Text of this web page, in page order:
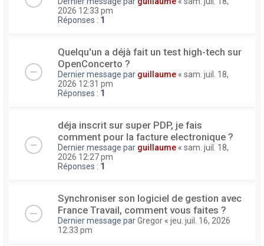
2026 12:33 pm
Réponses : 1
Quelqu'un a déjà fait un test high-tech sur
OpenConcerto ?
Dernier message par guillaume « sam. juil. 18,
2026 12:31 pm
Réponses : 1
déja inscrit sur super PDP, je fais
comment pour la facture electronique ?
Dernier message par guillaume « sam. juil. 18,
2026 12:27 pm
Réponses : 1
Synchroniser son logiciel de gestion avec
France Travail, comment vous faites ?
Dernier message parGregor « jeu. juil. 16, 2026
12:33 pm